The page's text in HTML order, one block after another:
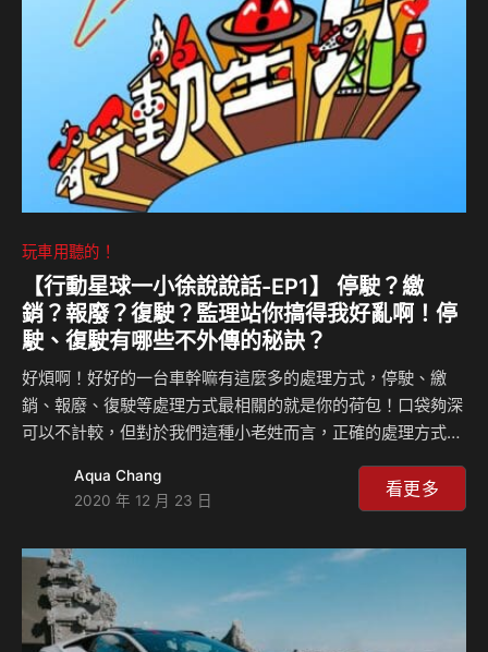
中心以標誌性的AC Blue配搭沉穩黑色系，形塑英式優雅與現
代的氛…
玩車用聽的！
【行動星球⼀小徐說說話-EP1】 停駛？繳
銷？報廢？復駛？監理站你搞得我好亂啊！停
駛、復駛有哪些不外傳的秘訣？
好煩啊！好好的一台車幹嘛有這麼多的處理方式，停駛、繳
銷、報廢、復駛等處理方式最相關的就是你的荷包！口袋夠深
可以不計較，但對於我們這種小老姓而言，正確的處理方式確
才不會因為驗車問題搞死自己？嘿！嘿！來聽聽小徐的自身經
Aqua Chang
2020 年 12 月 23 日
看更多